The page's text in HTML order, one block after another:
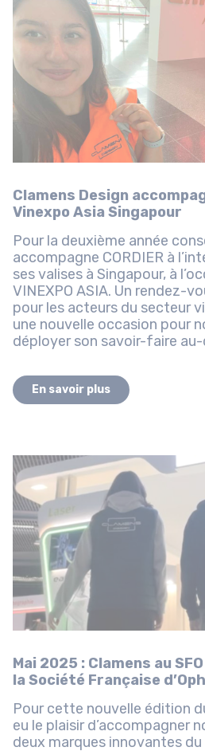
Clamens Design
Vinexpo Asia Singapour
Pour la deuxième année
accompagne CORDIER à
ses valises à Singapour, à
VINEXPO ASIA. Un rendez-vous incontournable
pour les acteurs du secteur
une nouvelle occasion pour
déployer son savoir-faire au-
En savoir plus
Mai 2025 : Clamens au
la Société Française
Pour cette nouvelle édition
eu le plaisir d’accompagner
deux marques innovantes